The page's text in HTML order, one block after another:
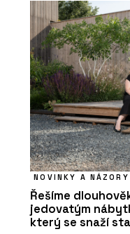
NOVINKY A NÁZORY
Řešíme
jedovatým
který se snaží